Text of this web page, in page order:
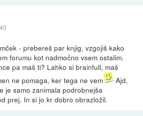
- prebereš par knjig, vzgojiš kako
forumu kot nadmočno vsem ostalim.
pa maš ti? Lahko si brainfull, maš
ne pomaga, ker tega ne vem
Ajd,
je samo zanimala podrobnejša
prej. In si jo kr dobro obrazložil.